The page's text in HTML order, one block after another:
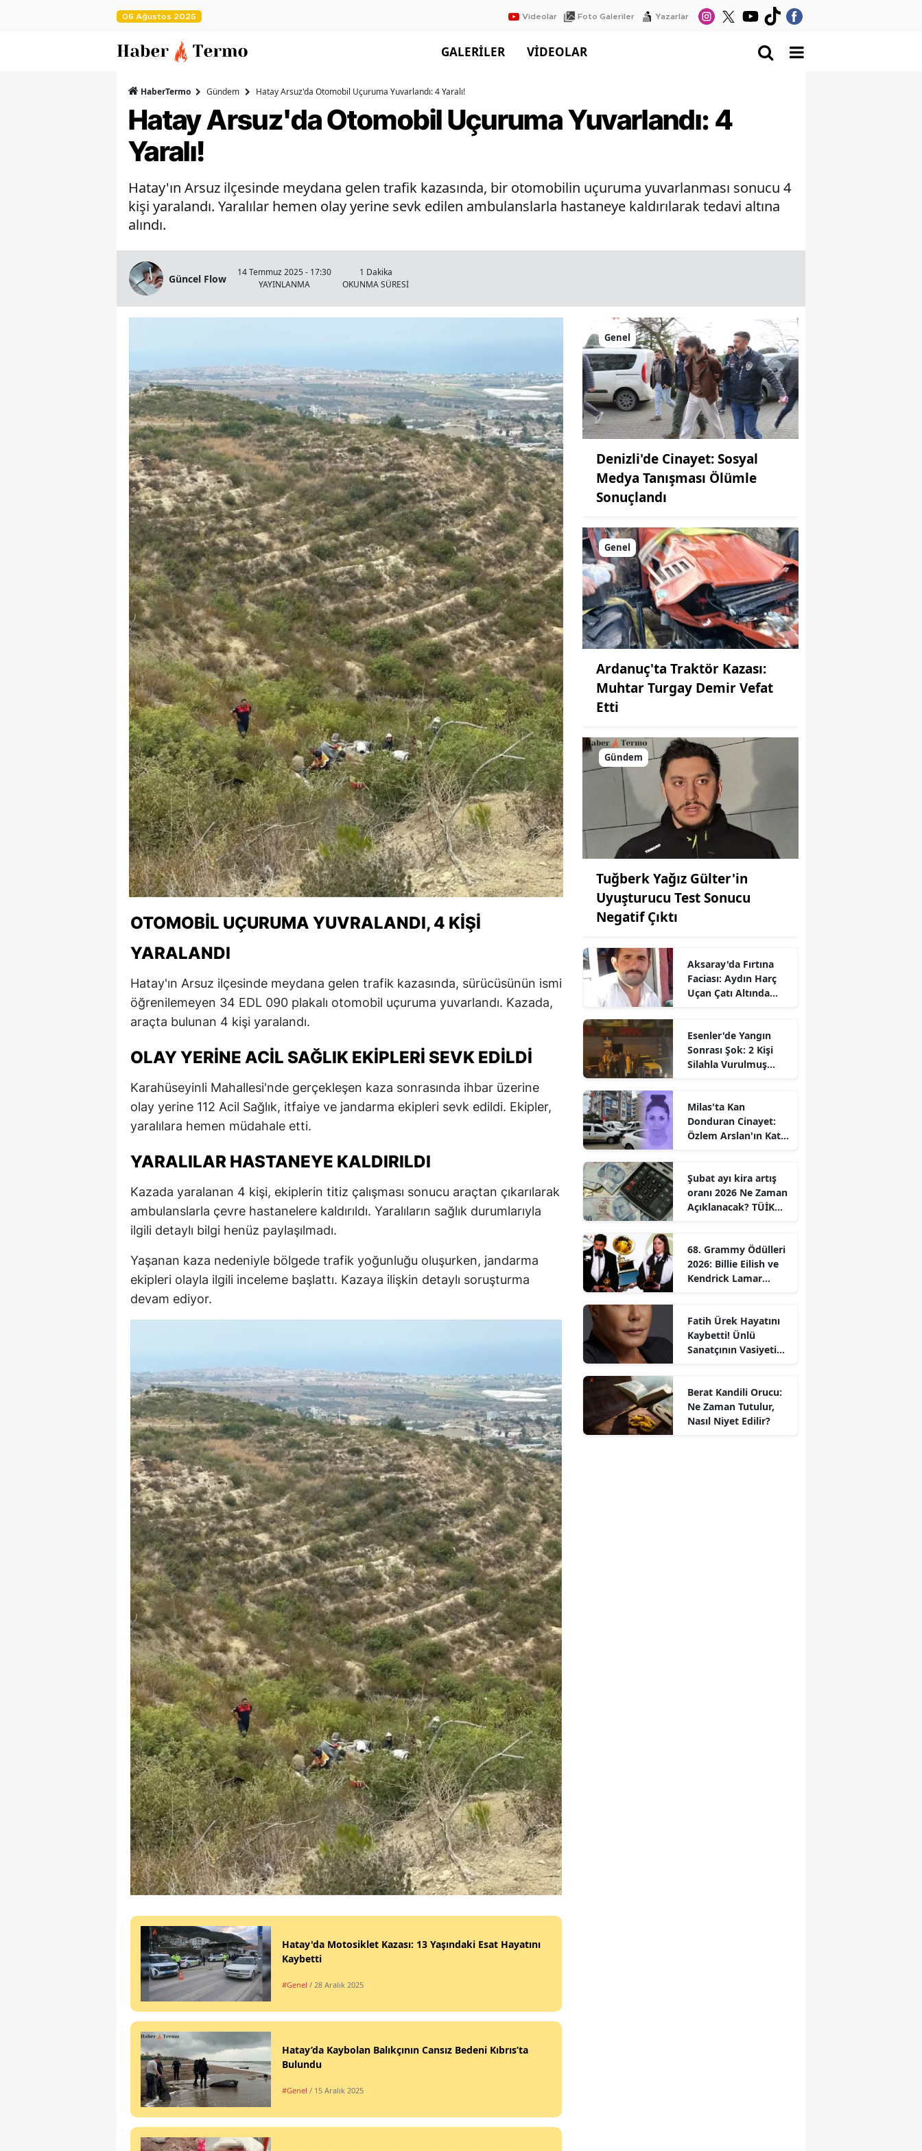
06 Ağustos 2026 Videolar Foto Galeriler Yazarlar
GALERİLER VİDEOLAR
HaberTermo Gündem Hatay Arsuz'da Otomobil Uçuruma Yuvarlandı: 4 Yaralı!
Hatay Arsuz'da Otomobil Uçuruma Yuvarlandı: 4
Yaralı!
Hatay'ın Arsuz ilçesinde meydana gelen trafik kazasında, bir otomobilin uçuruma yuvarlanması sonucu 4
kişi yaralandı. Yaralılar hemen olay yerine sevk edilen ambulanslarla hastaneye kaldırılarak tedavi altına
alındı.
Güncel Flow
14 Temmuz 2025 - 17:30
YAYINLANMA
1 Dakika
OKUNMA SÜRESİ
OTOMOBIL UÇURUMA YUVRALANDI, 4 KIŞI
YARALANDI
Hatay'ın Arsuz ilçesinde meydana gelen trafik kazasında, sürücüsünün ismi
öğrenilemeyen 34 EDL 090 plakalı otomobil uçuruma yuvarlandı. Kazada,
araçta bulunan 4 kişi yaralandı.
OLAY YERINE ACIL SAĞLIK EKIPLERI SEVK EDILDI
Karahüseyinli Mahallesi'nde gerçekleşen kaza sonrasında ihbar üzerine
olay yerine 112 Acil Sağlık, itfaiye ve jandarma ekipleri sevk edildi. Ekipler,
yaralılara hemen müdahale etti.
YARALILAR HASTANEYE KALDIRILDI
Kazada yaralanan 4 kişi, ekiplerin titiz çalışması sonucu araçtan çıkarılarak
ambulanslarla çevre hastanelere kaldırıldı. Yaralıların sağlık durumlarıyla
ilgili detaylı bilgi henüz paylaşılmadı.
Yaşanan kaza nedeniyle bölgede trafik yoğunluğu oluşurken, jandarma
ekipleri olayla ilgili inceleme başlattı. Kazaya ilişkin detaylı soruşturma
devam ediyor.
Hatay'da Motosiklet Kazası: 13 Yaşındaki Esat Hayatını
Kaybetti
#Genel / 28 Aralık 2025
Hatay’da Kaybolan Balıkçının Cansız Bedeni Kıbrıs’ta
Bulundu
#Genel / 15 Aralık 2025
Genel
Denizli'de Cinayet: Sosyal
Medya Tanışması Ölümle
Sonuçlandı
Genel
Ardanuç'ta Traktör Kazası:
Muhtar Turgay Demir Vefat
Etti
Gündem
Tuğberk Yağız Gülter'in
Uyuşturucu Test Sonucu
Negatif Çıktı
Aksaray'da Fırtına
Faciası: Aydın Harç
Uçan Çatı Altında
Esenler'de Yangın
Sonrası Şok: 2 Kişi
Silahla Vurulmuş
Milas'ta Kan
Donduran Cinayet:
Özlem Arslan'ın Katili
Şubat ayı kira artış
oranı 2026 Ne Zaman
Açıklanacak? TÜİK
68. Grammy Ödülleri
2026: Billie Eilish ve
Kendrick Lamar
Fatih Ürek Hayatını
Kaybetti! Ünlü
Sanatçının Vasiyeti
Berat Kandili Orucu:
Ne Zaman Tutulur,
Nasıl Niyet Edilir?